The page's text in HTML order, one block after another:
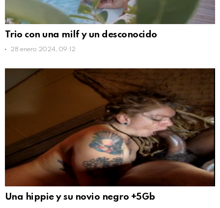
Trio con una milf y un desconocido
28 enero 2024, 09:12
Una hippie y su novio negro +5Gb